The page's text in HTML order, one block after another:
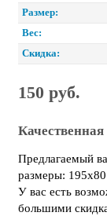
Размер:
Вес:
Скидка:
150 руб.
Предлагаемый
размеры:
У вас есть
большими